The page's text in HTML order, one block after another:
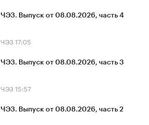
ЧЭЗ. Выпуск от 08.08.2026, часть 4
ЧЭЗ 17:05
ЧЭЗ. Выпуск от 08.08.2026, часть 3
ЧЭЗ 15:57
ЧЭЗ. Выпуск от 08.08.2026, часть 2